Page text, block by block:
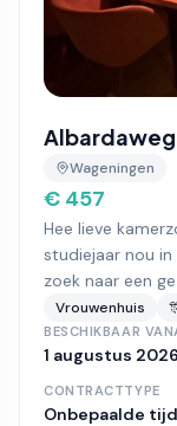
Wageningen
€ 457
Hee lieve
studiejaar nou
zoek naar een
Vrouwenhuis
BESCHIKBAAR
1 augustus 2026
CONTRACTTYPE
Onbepaalde tijd